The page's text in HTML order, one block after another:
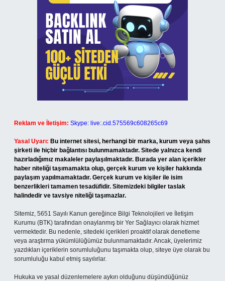
Reklam ve İletişim: Skype: live:.cid.575569c608265c69
Yasal Uyarı: Bu internet sitesi, herhangi bir marka, kurum veya şahıs
şirketi ile hiçbir bağlantısı bulunmamaktadır. Sitede yalnızca kendi
hazırladığımız makaleler paylaşılmaktadır. Burada yer alan içerikler
haber niteliği taşımamakta olup, gerçek kurum ve kişiler hakkında
paylaşım yapılmamaktadır. Gerçek kurum ve kişiler ile isim
benzerlikleri tamamen tesadüfidir. Sitemizdeki bilgiler taslak
halindedir ve tavsiye niteliği taşımazlar.
Sitemiz, 5651 Sayılı Kanun gereğince Bilgi Teknolojileri ve İletişim
Kurumu (BTK) tarafından onaylanmış bir Yer Sağlayıcı olarak hizmet
vermektedir. Bu nedenle, sitedeki içerikleri proaktif olarak denetleme
veya araştırma yükümlülüğümüz bulunmamaktadır. Ancak, üyelerimiz
yazdıkları içeriklerin sorumluluğunu taşımakta olup, siteye üye olarak bu
sorumluluğu kabul etmiş sayılırlar.
Hukuka ve yasal düzenlemelere aykırı olduğunu düşündüğünüz